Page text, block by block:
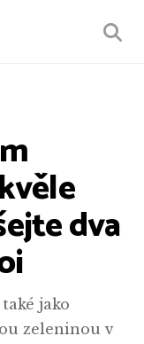
VYHLEDÁVÁNÍ
dva
jako
zeleninou v